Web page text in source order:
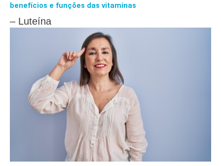
benefícios e funções das vitaminas
– Luteína